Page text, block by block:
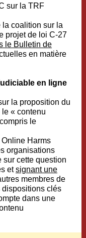
sur la TRF
la coalition sur la
projet de loi C-27
le Bulletin de
en matière
en ligne
la proposition du
« contenu
le
Harms
organisations
sur cette question
etsignant une
membres de
dispositions clés
dans une